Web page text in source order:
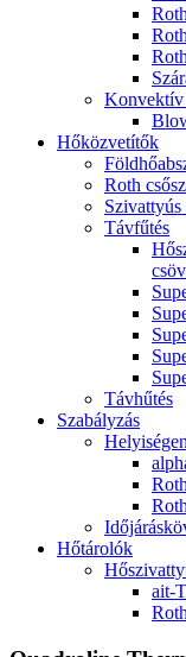
Konvektív
Hőközvetítők
Roth
Szivattyús
Távfűtés
Távhűtés
Szabályzás
Hőtárolók
ait-